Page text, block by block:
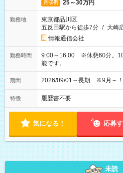
月収例 25～30万円
勤務地
東京都品川区
五反田駅から徒歩7分 / 大崎
情報通信会社
勤務時間
9:00～16:00 ※休憩60分。
能です。
期間 2026/09/01～長期 ※9月～！
特徴 履歴書不要
気になる！ 応募
未読